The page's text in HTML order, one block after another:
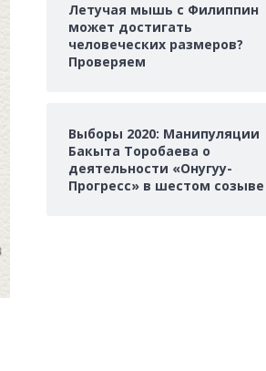
Летучая мышь с Филиппин
может достигать
человеческих размеров?
Проверяем
Выборы 2020: Манипуляции
Бакыта Торобаева о
деятельности «Онугуу-
Прогресс» в шестом созыве